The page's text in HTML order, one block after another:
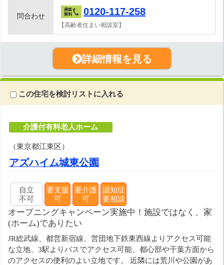
問合わせ 0120-117-258
【高齢者住まい相談室】
詳細情報を見る
この住宅を検討リストに入れる
介護付有料老人ホーム
（東京都江東区）
アズハイム城東公園
自立
不可
要支援
可
要介護
可
認知症
要相談
オープニングキャンペーン実施中！施設ではなく、家
(ホーム)でありたい
JR総武線、都営新宿線、営団地下鉄東西線よりアクセス可能
な立地、3駅よりバスでアクセス可能、都心部や千葉方面から
のアクセスの便利のよい立地です。 近隣には荒川や公園があ